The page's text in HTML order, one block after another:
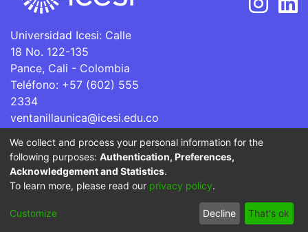
Universidad Icesi: Calle
18 No. 122-135
Pance, Cali - Colombia
Teléfono: +57 (602) 555
2334
ventanillaunica@icesi.edu.co
La Universidad Icesi es una Institución de Educación
Superior que se encuentra sujeta a inspección y vigilancia
por parte del Ministerio de Educación Nacional.
Cookie
End User
Agreement
Send
Feedback
We collect and process your personal information for the
following purposes: Authentication, Preferences,
Acknowledgement and Statistics.
To learn more, please read our privacy policy.
Customize Decline That's ok